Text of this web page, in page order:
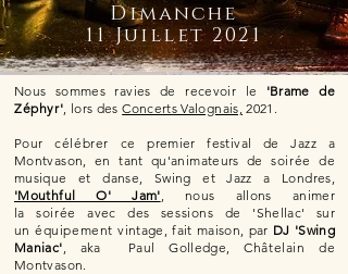
Dimanche
11 Juillet 2021
Nous sommes ravies de recevoir le 'Brame de
Zéphyr', lors desConcerts Valognais, 2021.
Pourcélébrer ce premier festival de Jazz a
Montvason, en tant qu'animateurs desoirée de
musique et danse, Swing et Jazz a Londres,
'Mouthful O' Jam', nous allons animer
lasoirée avec des sessions de 'Shellac' sur
un équipement vintage, fait maison, par DJ 'Swing
Maniac', aka Paul Golledge,Châtelain
de
Montvason.